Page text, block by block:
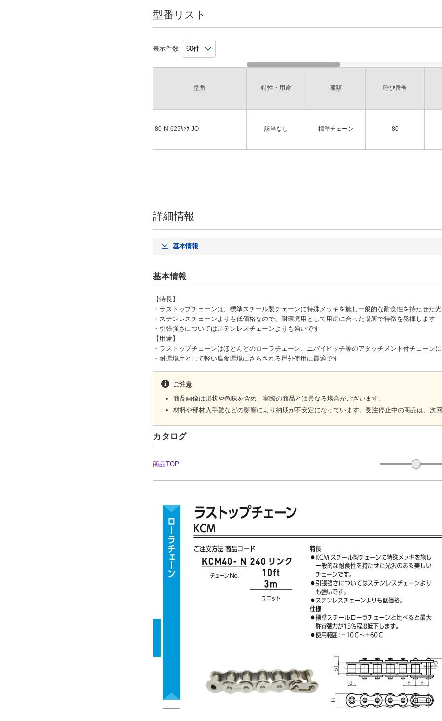
型番リスト
表示件数
型番
80-N-625ﾘﾝｸ-JO
特性・用途 種類 呼び番号
該当なし 標準チェーン 80
詳細情報
基本情報
基本情報
【特長】
・ラストップチェーンは、標準スチール製チェーンに特殊メッキを施し一般的な耐食性を持たせた
・ステンレスチェーンよりも低価格なので、耐環境用として用途に合った場所で特徴を発揮します
・引張強さについてはステンレスチェーンよりも強いです
【用途】
・ラストップチェーンはほとんどのローラチェーン、ニバイピッチ等のアタッチメント付チェーン
・耐環境用として軽い腐食環境にさらされる屋外使用に最適です
ご注意
商品画像は形状や色味を含め、実際の商品とは異なる場合がございます。
材料や部材入手難などの影響により納期が不安定になっています。受注停止中の商品は、次
カタログ
商品TOP